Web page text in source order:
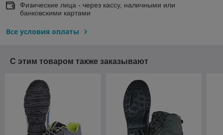
Физические лица - через кассу, наличными или
банковскими картами
Все условия оплаты
С этим товаром также заказывают